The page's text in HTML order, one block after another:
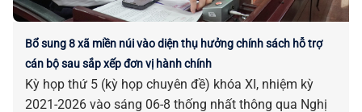
Bổ sung 8 xã miền núi vào diện thụ hưởng chính sách hỗ trợ
cán bộ sau sắp xếp đơn vị hành chính
Kỳ họp thứ 5 (kỳ họp chuyên đề) khóa XI, nhiệm kỳ
2021-2026 vào sáng 06-8 thống nhất thông qua Nghị